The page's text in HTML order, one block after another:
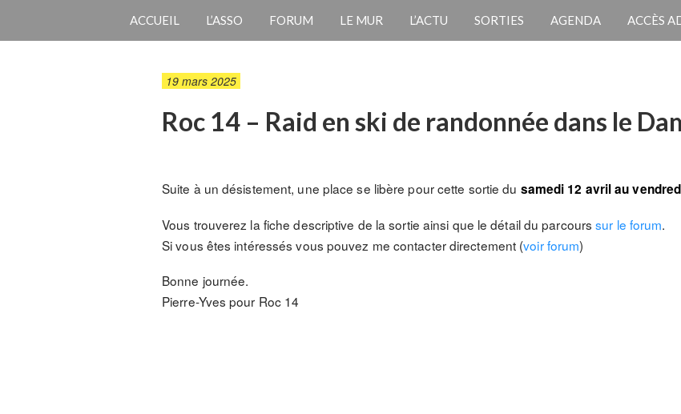
ACCUEIL L’ASSO FORUM LE MUR L’ACTU SORTIES AGENDA ACCÈS
19 mars 2025
Roc 14 – Raid en ski de randonnée dans le
Suite à un désistement, une place se libère pour cette sortie du samedi 12 avril au
Vous trouverez la fiche descriptive de la sortie ainsi que le détail du parcourssur le forum.
Si vous êtes intéressés vous pouvez me contacter directement (voir forum)
Bonne journée.
Pierre-Yves pour Roc 14